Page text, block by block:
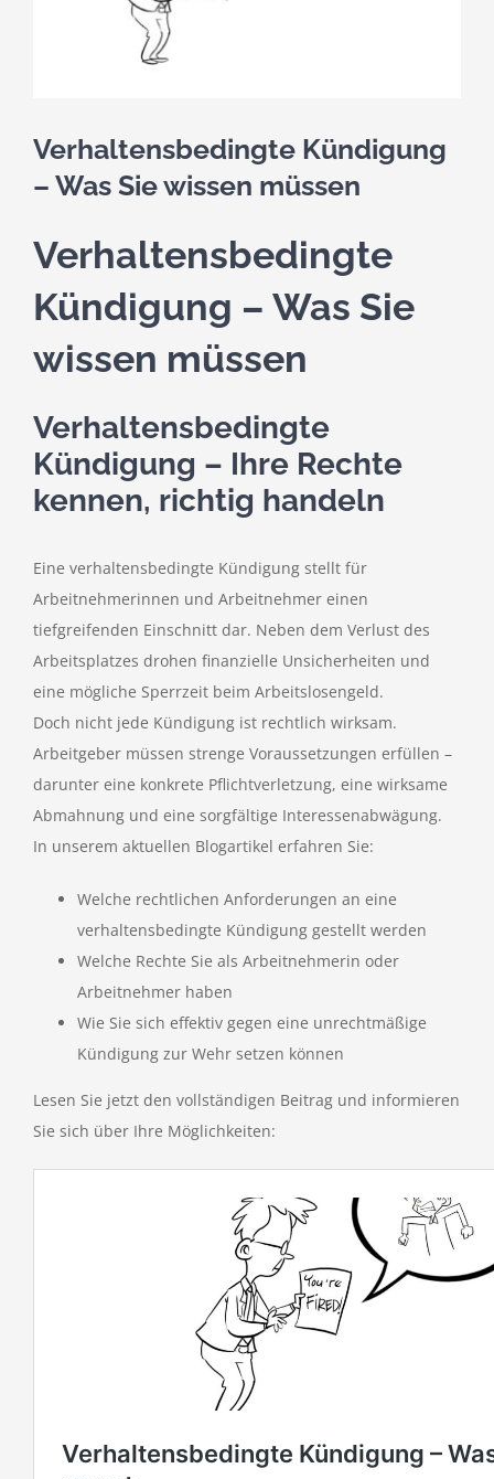
Blog
Datenschutzerklärung
Verhaltensbedingte Kündigung
– Was Sie wissen müssen
Verhaltensbedingte
Kündigung – Was Sie
wissen müssen
Verhaltensbedingte
Kündigung – Ihre Rechte
kennen, richtig handeln
Eine verhaltensbedingte Kündigung stellt für
Arbeitnehmerinnen und Arbeitnehmer einen
tiefgreifenden Einschnitt dar. Neben dem Verlust des
Arbeitsplatzes drohen finanzielle Unsicherheiten und
eine mögliche Sperrzeit beim Arbeitslosengeld.
Doch nicht jede Kündigung ist rechtlich wirksam.
Arbeitgeber müssen strenge Voraussetzungen erfüllen –
darunter eine konkrete Pflichtverletzung, eine wirksame
Abmahnung und eine sorgfältige Interessenabwägung.
In unserem aktuellen Blogartikel erfahren Sie:
Welche rechtlichen Anforderungen an eine
verhaltensbedingte Kündigung gestellt werden
Welche Rechte Sie als Arbeitnehmerin oder
Arbeitnehmer haben
Wie Sie sich effektiv gegen eine unrechtmäßige
Kündigung zur Wehr setzen können
Lesen Sie jetzt den vollständigen Beitrag und informieren
Sie sich über Ihre Möglichkeiten: